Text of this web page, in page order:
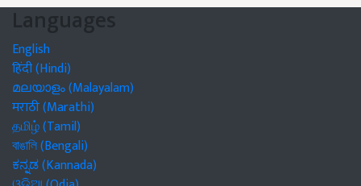
Languages
English
हिंदी (Hindi)
മലയാളം (Malayalam)
मराठी (Marathi)
தமிழ் (Tamil)
বাঙালি (Bengali)
ಕನ್ನಡ (Kannada)